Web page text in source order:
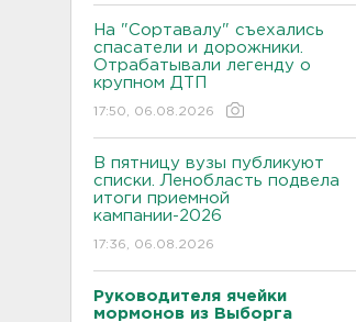
На "Сортавалу" съехались
спасатели и дорожники.
Отрабатывали легенду о
крупном ДТП
17:50, 06.08.2026
В пятницу вузы публикуют
списки. Ленобласть подвела
итоги приемной
кампании-2026
17:36, 06.08.2026
Руководителя ячейки
мормонов из Выборга